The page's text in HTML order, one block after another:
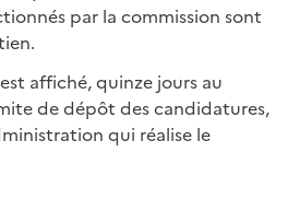
par la commission sont
affiché, quinze jours au
de dépôt des candidatures,
qui réalise le